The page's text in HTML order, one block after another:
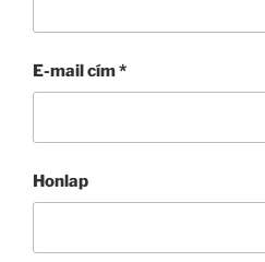
E-mail cím*
Honlap